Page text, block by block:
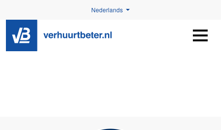
Nederlands